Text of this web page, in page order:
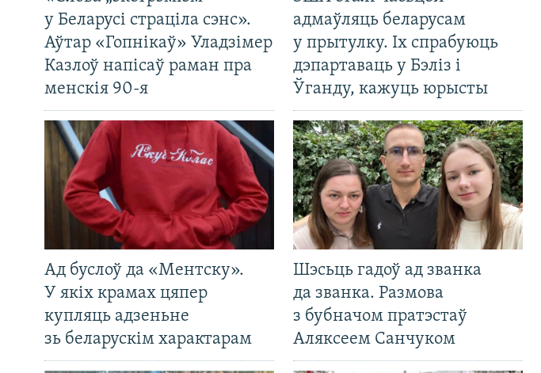
у Беларусі страціла сэнс».
Аўтар «Гопнікаў» Уладзімер
Казлоў напісаў раман пра
менскія 90-я
адмаўляць беларусам
у прытулку. Іх спрабуюць
дэпартаваць у Бэліз і
Ўганду, кажуць юрысты
Ад буслоў да «Ментску».
У якіх крамах цяпер
купляць адзеньне
зь беларускім характарам
Шэсьць гадоў ад званка
да званка. Размова
з бубначом пратэстаў
Аляксеем Санчуком